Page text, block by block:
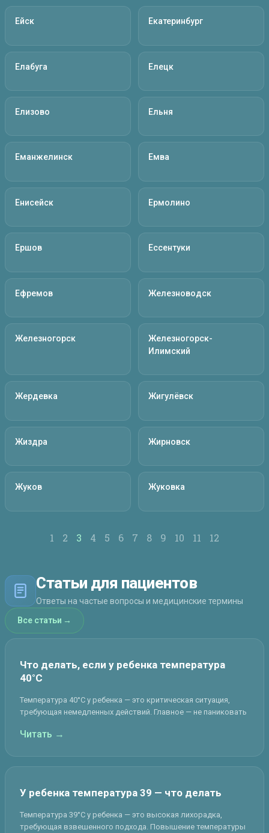
Ейск Екатеринбург
Елабуга Елецк
Елизово Ельня
Еманжелинск Емва
Енисейск Ермолино
Ершов Ессентуки
Ефремов Железноводск
Железногорск
Железногорск-
Илимский
Жердевка Жигулёвск
Жиздра Жирновск
Жуков Жуковка
1 2 3 4 5 6 7 8 9 10 11 12
Статьи для пациентов
Ответы на частые вопросы и медицинские термины
Все статьи →
Что делать, если у ребенка температура
40°C
Температура 40°C у ребенка — это критическая ситуация,
требующая немедленных действий. Главное — не паниковать
Читать →
У ребенка температура 39 — что делать
Температура 39°C у ребенка — это высокая лихорадка,
требующая взвешенного подхода. Повышение температуры